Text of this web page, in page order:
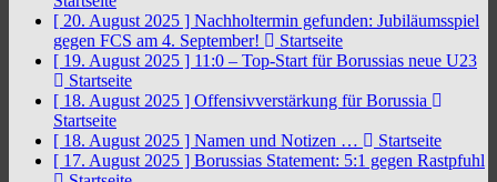
[ 20. August 2025 ] Nachholtermin gefunden: Jubiläumsspiel
gegen FCS am 4. September!
Startseite
[ 19. August 2025 ] 11:0 – Top-Start für Borussias neue U23
Startseite
[ 18. August 2025 ] Offensivverstärkung für Borussia
Startseite
[ 18. August 2025 ] Namen und Notizen …
Startseite
[ 17. August 2025 ] Borussias Statement: 5:1 gegen Rastpfuhl